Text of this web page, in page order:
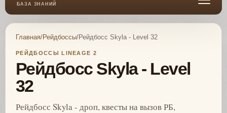
БАЗА ЗНАНИЙ
Главная/Рейдбоссы/Рейдбосс Skyla - Level 32
РЕЙДБОССЫ LINEAGE 2
Рейдбосс Skyla - Level
32
Рейдбосс Skyla - дроп, квесты на вызов РБ,